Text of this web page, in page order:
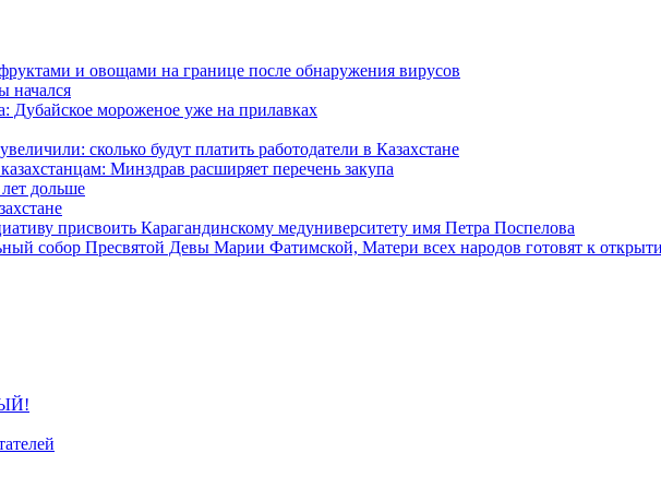
и овощами на границе после обнаружения вирусов
начался
Дубайское мороженое уже на прилавках
сколько будут платить работодатели в Казахстане
Минздрав расширяет перечень закупа
дольше
присвоить Карагандинскому медуниверситету имя Петра Поспелова
собор Пресвятой Девы Марии Фатимской, Матери всех народов готовят к